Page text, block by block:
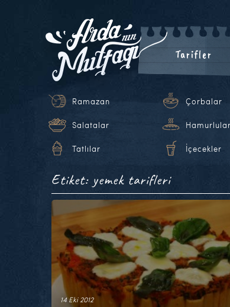
Tarifler
Ramazan Çorbalar
Salatalar Hamurlular
Tatlılar İçecekler
Etiket: yemek tarifleri
14 Eki 2012